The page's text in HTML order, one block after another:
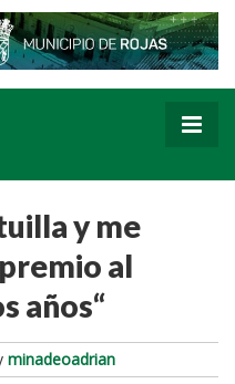
y me
al
años“
minadeoadrian